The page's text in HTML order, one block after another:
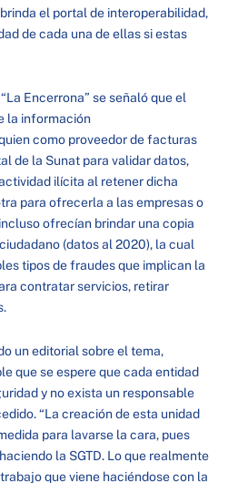
el portal de interoperabilidad,
de cada una de ellas si estas
Encerrona” se señaló que el
la información
como proveedor de facturas
de la Sunat para validar datos,
ilícita al retener dicha
para ofrecerla a las empresas o
ofrecían brindar una copia
(datos al 2020), la cual
tipos de fraudes que implican la
contratar servicios, retirar
un editorial sobre el tema,
que se espere que cada entidad
y no exista un responsable
“La creación de esta unidad
para lavarse la cara, pues
la SGTD. Lo que realmente
que viene haciéndose con la